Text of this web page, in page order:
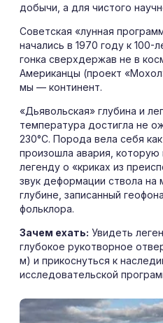
добычи, а для чистого
Советская «лунная
начались в 1970 году к
гонка сверхдержав не в
Американцы (проект
мы — континент.
«Дьявольская» глубина и
температура достигла не
230°C. Порода вела себя
произошла авария,
легенду о «криках из
звук деформации ствола на
глубине, записанный
фольклора.
Зачем ехать: Увидеть
глубокое рукотворное
м) и прикоснуться к
исследовательской